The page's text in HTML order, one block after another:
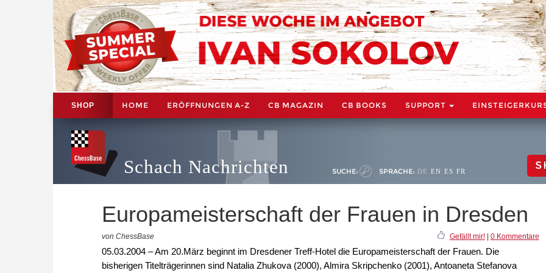
SHOP HOME ERÖFFNUNGEN A-Z CB MAGAZIN CB BOOKS SUPPORT
Schach Nachrichten SUCHE: SPRACHE: DE EN ES FR
Europameisterschaft der Frauen in Dresden
von ChessBase Gefällt mir!| 0 Kommentare
05.03.2004 – Am 20.März beginnt im Dresdener Treff-Hotel die Europameisterschaft der Frauen. Die
bisherigen Titelträgerinnen sind Natalia Zhukova (2000), Almira Skripchenko (2001), Antoaneta Stefanova